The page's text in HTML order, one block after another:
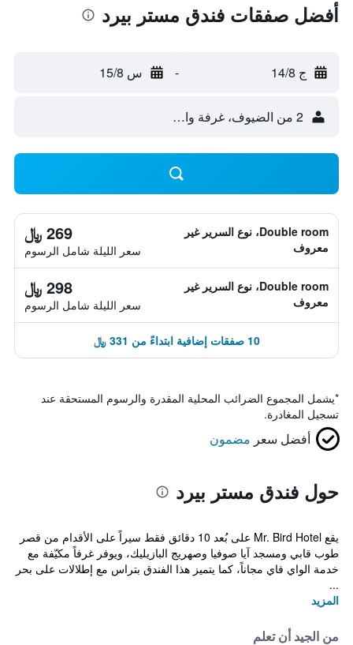
أفضل صفقات فندق مستر بيرد
ج 14/8 - س 15/8
2 من الضيوف، غرفة واحدة
Double room، نوع السرير غير
معروف
269 ﷼
سعر الليلة شامل الرسوم
Double room، نوع السرير غير
معروف
298 ﷼
سعر الليلة شامل الرسوم
10 صفقات إضافية ابتداءً من 331 ﷼
*يشمل المجموع الضرائب المحلية المقدرة والرسوم المستحقة عند
تسجيل المغادرة.
أفضل سعر مضمون
حول فندق مستر بيرد
يقع Mr. Bird Hotel على بُعد 10 دقائق فقط سيراً على الأقدام من قصر
طوب قابي ومسجد آيا صوفيا وصهريج البازيليك، ويوفر غرفاً مكيّفة مع
خدمة الواي فاي مجاناً، كما يتميز هذا الفندق بتراس مع إطلالات على بحر
...
المزيد
من الجيد أن تعلم